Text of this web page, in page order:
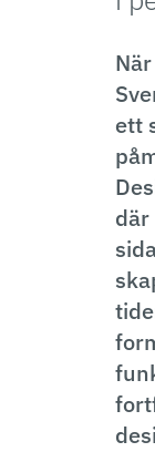
ett